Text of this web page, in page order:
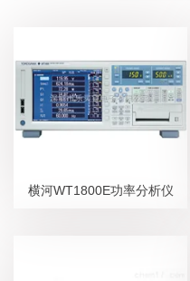
横河WT1800E功率分析仪